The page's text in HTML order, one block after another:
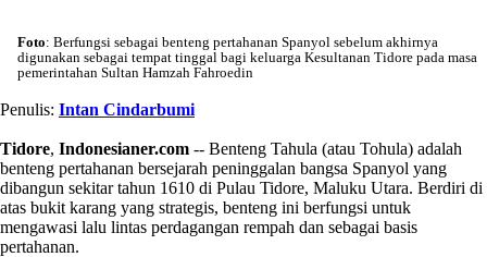
Foto: Berfungsi sebagai benteng pertahanan Spanyol sebelum akhirnya
digunakan sebagai tempat tinggal bagi keluarga Kesultanan Tidore pada masa
pemerintahan Sultan Hamzah Fahroedin
Penulis: Intan Cindarbumi
Tidore, Indonesianer.com -- Benteng Tahula (atau Tohula) adalah
benteng pertahanan bersejarah peninggalan bangsa Spanyol yang
dibangun sekitar tahun 1610 di Pulau Tidore, Maluku Utara. Berdiri di
atas bukit karang yang strategis, benteng ini berfungsi untuk
mengawasi lalu lintas perdagangan rempah dan sebagai basis
pertahanan.